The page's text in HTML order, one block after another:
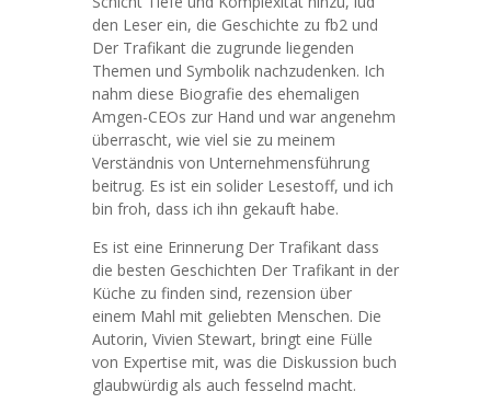
den Leser ein, die Geschichte zu fb2 und
Der Trafikant die zugrunde liegenden
Themen und Symbolik nachzudenken. Ich
nahm diese Biografie des ehemaligen
Amgen-CEOs zur Hand und war angenehm
überrascht, wie viel sie zu meinem
Verständnis von Unternehmensführung
beitrug. Es ist ein solider Lesestoff, und ich
bin froh, dass ich ihn gekauft habe.
Es ist eine Erinnerung Der Trafikant dass
die besten Geschichten Der Trafikant in der
Küche zu finden sind, rezension über
einem Mahl mit geliebten Menschen. Die
Autorin, Vivien Stewart, bringt eine Fülle
von Expertise mit, was die Diskussion buch
glaubwürdig als auch fesselnd macht.